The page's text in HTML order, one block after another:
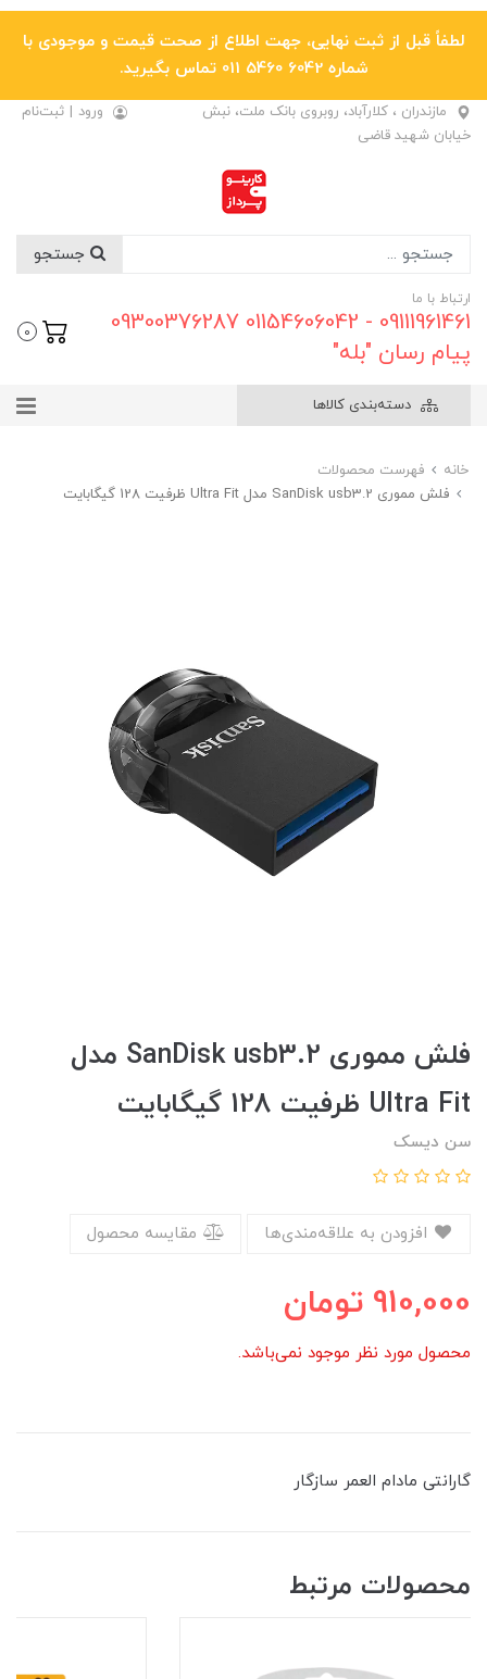
لطفاً قبل از ثبت نهایی، جهت اطلاع از صحت قیمت و موجودی با
شماره 6042 5460 011 تماس بگیرید.
مازندران ، کلارآباد، روبروی بانک ملت، نبش
خیابان شهید قاضی
ورود | ثبت‌نام
ارتباط با ما
09111961461 - 01154606042 09300376287
پیام رسان "بله"
0
دسته‌بندی کالاها
خانه
فهرست محصولات
فلش مموری SanDisk usb3.2 مدل Ultra Fit ظرفیت 128 گیگابایت
فلش مموری SanDisk usb3.2 مدل
Ultra Fit ظرفیت 128 گیگابایت
سن دیسک
مقایسه محصول
910,000 تومان
محصول مورد نظر موجود نمی‌باشد.
گارانتی مادام العمر سازگار
محصولات مرتبط